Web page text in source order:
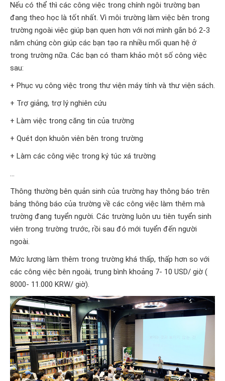
Nếu có thể thì các công việc trong chính ngôi trường bạn
đang theo học là tốt nhất. Vì môi trường làm việc bên trong
trường ngoài việc giúp bạn quen hơn với nơi mình gắn bó 2-3
năm chúng còn giúp các bạn tạo ra nhiều mối quan hệ ở
trong trường nữa. Các bạn có tham khảo một số công việc
sau:
+ Phục vụ công việc trong thư viện máy tính và thư viện sách.
+ Trợ giảng, trợ lý nghiên cứu
+ Làm việc trong căng tin của trường
+ Quét dọn khuôn viên bên trong trường
+ Làm các công việc trong ký túc xá trường
…
Thông thường bên quản sinh của trường hay thông báo trên
bảng thông báo của trường về các công việc làm thêm mà
trường đang tuyển người. Các trường luôn ưu tiên tuyển sinh
viên trong trường trước, rồi sau đó mới tuyển đến người
ngoài.
Mức lương làm thêm trong trường khá thấp, thấp hơn so với
các công việc bên ngoài, trung bình khoảng 7- 10 USD/ giờ (
8000- 11.000 KRW/ giờ).